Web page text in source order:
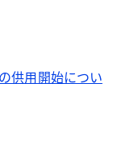
供用開始につい